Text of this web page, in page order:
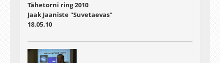
Tähetorni ring 2010
Jaak Jaaniste "Suvetaevas"
18.05.10